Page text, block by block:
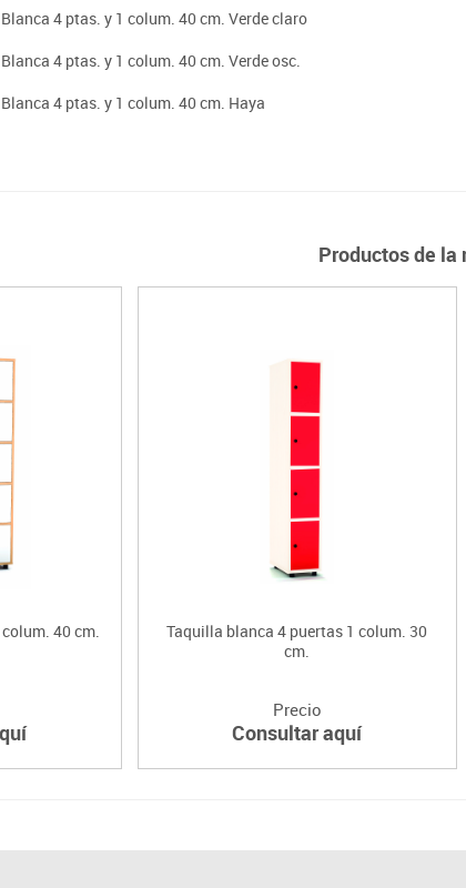
4 ptas. y 1 colum. 40 cm. Verde claro
4 ptas. y 1 colum. 40 cm. Verde osc.
4 ptas. y 1 colum. 40 cm. Haya
Productos de
40 cm.
Taquilla blanca 4 puertas 1 colum. 30
cm.
Precio
Consultar aquí